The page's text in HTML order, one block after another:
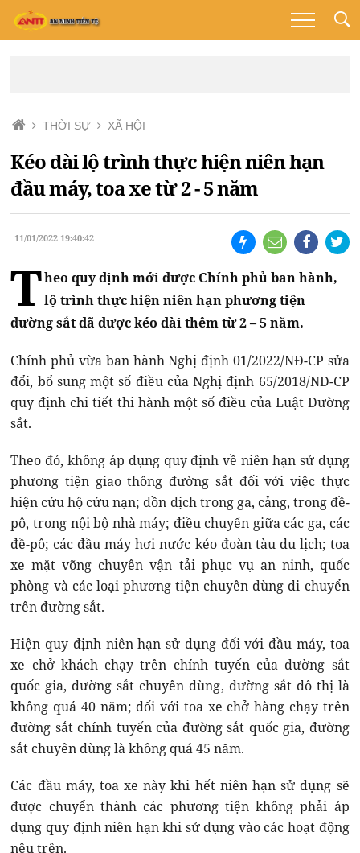
THỜI SỰ XÃ HỘI
Kéo dài lộ trình thực hiện niên hạn
đầu máy, toa xe từ 2 - 5 năm
11/01/2022 19:40:42
Theo quy định mới được Chính phủ ban hành,
lộ trình thực hiện niên hạn phương tiện
đường sắt đã được kéo dài thêm từ 2 – 5 năm.
Chính phủ vừa ban hành Nghị định 01/2022/NĐ-CP sửa
đổi, bổ sung một số điều của Nghị định 65/2018/NĐ-CP
quy định chi tiết thi hành một số điều của Luật Đường
sắt.
Theo đó, không áp dụng quy định về niên hạn sử dụng
phương tiện giao thông đường sắt đối với việc thực
hiện cứu hộ cứu nạn; dồn dịch trong ga, cảng, trong đề-
pô, trong nội bộ nhà máy; điều chuyển giữa các ga, các
đề-pô; các đầu máy hơi nước kéo đoàn tàu du lịch; toa
xe mặt võng chuyên vận tải phục vụ an ninh, quốc
phòng và các loại phương tiện chuyên dùng di chuyển
trên đường sắt.
Hiện quy định niên hạn sử dụng đối với đầu máy, toa
xe chở khách chạy trên chính tuyến của đường sắt
quốc gia, đường sắt chuyên dùng, đường sắt đô thị là
không quá 40 năm; đối với toa xe chở hàng chạy trên
đường sắt chính tuyến của đường sắt quốc gia, đường
sắt chuyên dùng là không quá 45 năm.
Các đầu máy, toa xe này khi hết niên hạn sử dụng sẽ
được chuyển thành các phương tiện không phải áp
dụng quy định niên hạn khi sử dụng vào các hoạt động
nêu trên.